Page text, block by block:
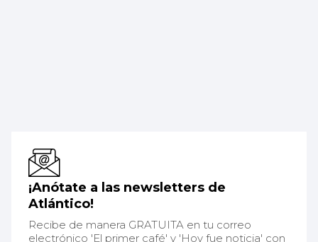
¡Anótate a las newsletters de
Atlántico!
Recibe de manera GRATUITA en tu correo
electrónico 'El primer café' y 'Hoy fue noticia' con